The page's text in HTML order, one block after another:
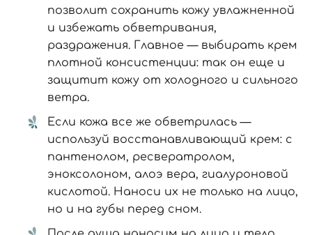
позволит сохранить кожу увлажненной
и избежать обветривания,
раздражения. Главное — выбирать крем
плотной консистенции: так он еще и
защитит кожу от холодного и сильного
ветра.
Если кожа все же обветрилась —
используй восстанавливающий крем: с
пантенолом, ресвератролом,
эноксолоном, алоэ вера, гиалуроновой
кислотой. Наноси их не только на лицо,
но и на губы перед сном.